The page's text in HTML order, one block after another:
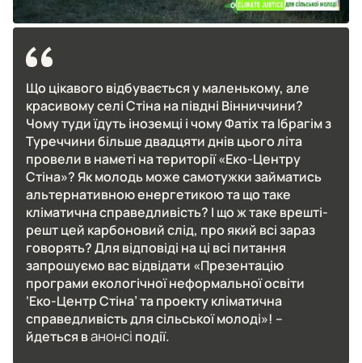
Що цікавого відбувається у маленькому, але
красивому селі Стіна на півдні Вінниччини?
Чому туди їдуть іноземці і чому Фатіх та Ібрагім з
Туреччини більше двадцяти днів цього літа
провели в наметі на території «Еко-Центру
Стіна»? Як молодь може самотужки займатись
альтернативною енергетикою та що таке
кліматична справедливість? І що ж таке врешті-
решт цей карбоновий слід, про який всі зараз
говорять? Для відповіді на ці всі питання
запрошуємо вас відвідати «Презентацію
програми екологічної неформальної освіти
‘Еко-Центр Стіна’ та проекту кліматична
справедливість для сільської молоді»! –
йдеться ванонсі події.